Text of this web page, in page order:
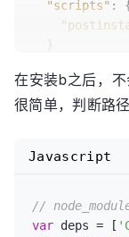
"scripts" :
}
在安装b之后，
很简单，判断路
//
var deps = [
Javascript